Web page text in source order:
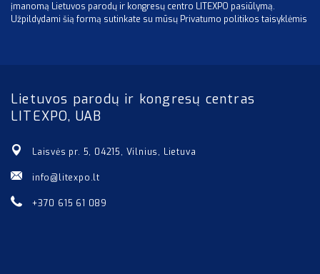
įmanomą Lietuvos parodų ir kongresų centro LITEXPO pasiūlymą.
Užpildydami šią formą sutinkate su mūsų Privatumo politikos taisyklėmis
Lietuvos parodų ir kongresų centras
LITEXPO, UAB
Laisvės pr. 5, 04215, Vilnius, Lietuva
info@litexpo.lt
+370 615 61 089